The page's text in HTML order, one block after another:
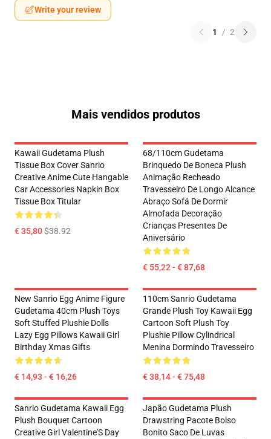
Write your review
1 / 2
Mais vendidos produtos
Kawaii Gudetama Plush
Tissue Box Cover Sanrio
Creative Anime Cute Hangable
Car Accessories Napkin Box
Tissue Box Titular
€ 35,80$38.92
68/110cm Gudetama
Brinquedo De Boneca Plush
Animação Recheado
Travesseiro De Longo Alcance
Abraço Sofá De Dormir
Almofada Decoração
Crianças Presentes De
Aniversário
€ 55,22 - € 87,68
New Sanrio Egg Anime Figure
Gudetama 40cm Plush Toys
Soft Stuffed Plushie Dolls
Lazy Egg Pillows Kawaii Girl
Birthday Xmas Gifts
€ 14,93 - € 16,26
110cm Sanrio Gudetama
Grande Plush Toy Kawaii Egg
Cartoon Soft Plush Toy
Plushie Pillow Cylindrical
Menina Dormindo Travesseiro
€ 38,14 - € 75,48
Sanrio Gudetama Kawaii Egg
Plush Bouquet Cartoon
Creative Girl Valentine'S Day
Japão Gudetama Plush
Drawstring Pacote Bolso
Bonito Saco De Luvas